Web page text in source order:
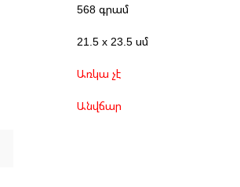
568 գրամ
21.5 x 23.5 սմ
Առկա չէ
Անվճար